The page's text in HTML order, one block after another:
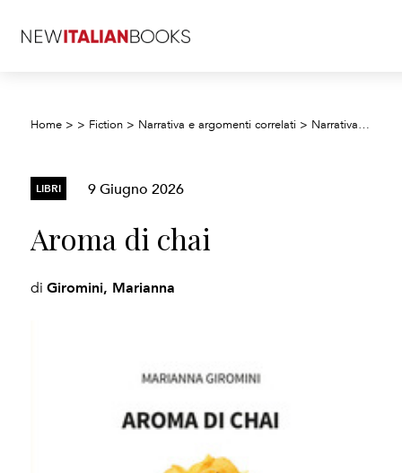
Home > > Fiction > Narrativa e argomenti correlati > Narrativa: generale e letteraria
LIBRI 9 Giugno 2026
Aroma di chai
diGiromini, Marianna